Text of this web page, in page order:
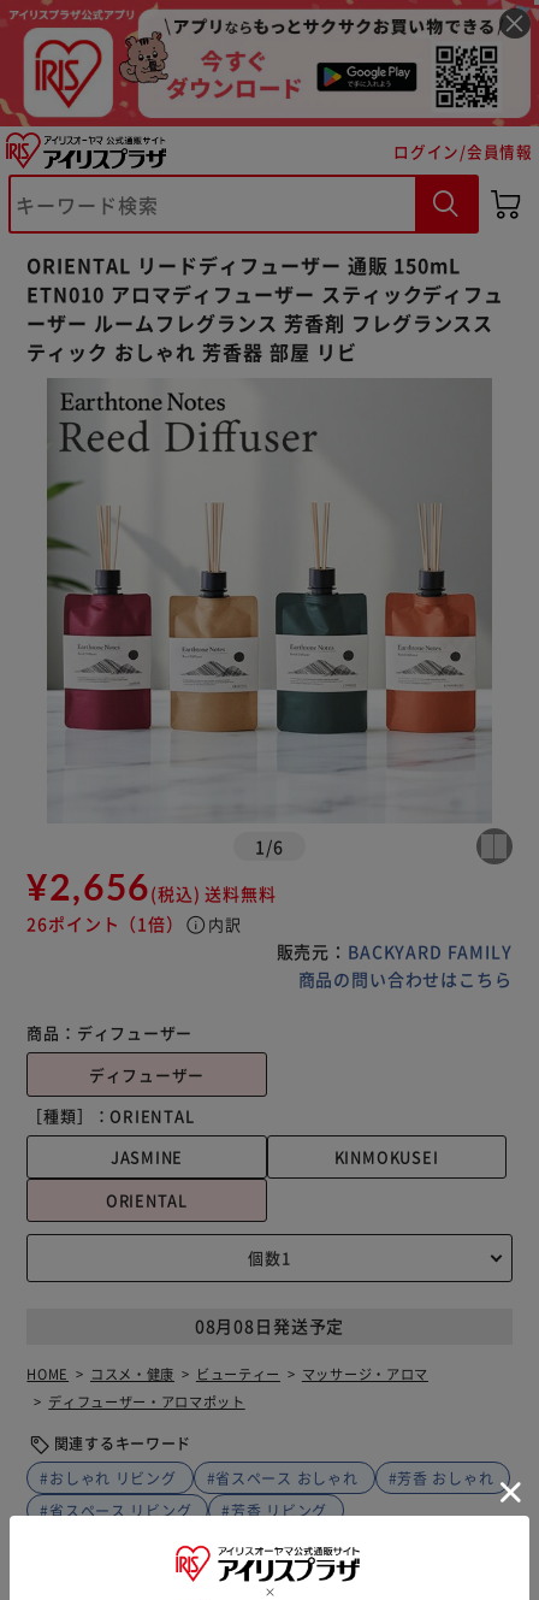
ログイン/会員情報
ORIENTAL リードディフューザー 通販 150mL
ETN010 アロマディフューザー スティックディフュ
ーザー ルームフレグランス 芳香剤 フレグランスス
ティック おしゃれ 芳香器 部屋 リビ
1 /6
¥2,656(税込) 送料無料
26ポイント （1倍） info 内訳
販売元： BACKYARD FAMILY
商品の問い合わせはこちら
商品： ディフューザー
ディフューザー
［種類］：ORIENTAL
JASMINE
KINMOKUSEI
ORIENTAL
08月08日発送予定
HOME コスメ・健康 ビューティー
マッサージ・アロマ
ディフューザー・アロマポット
関連するキーワード
#おしゃれ リビング
#省スペース おしゃれ
#芳香 おしゃれ
#省スペース リビング
#芳香 リビング
仕様・サイズ
※ご確認ください
カートに入れる 購入手続きへ